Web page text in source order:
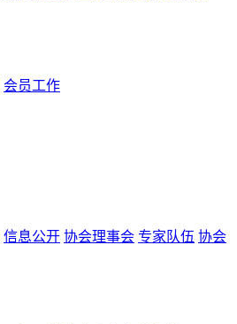
会员工作
信息公开 协会理事会 专家队伍 协会